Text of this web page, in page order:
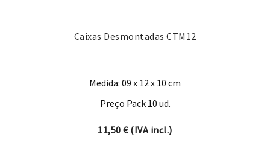
Caixas Desmontadas CTM12
Medida: 09 x 12 x 10 cm
Preço Pack 10 ud.
11,50€(IVA incl.)